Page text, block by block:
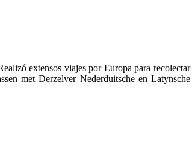
extensos viajes por Europa para recolectar
met Derzelver Nederduitsche en Latynsche